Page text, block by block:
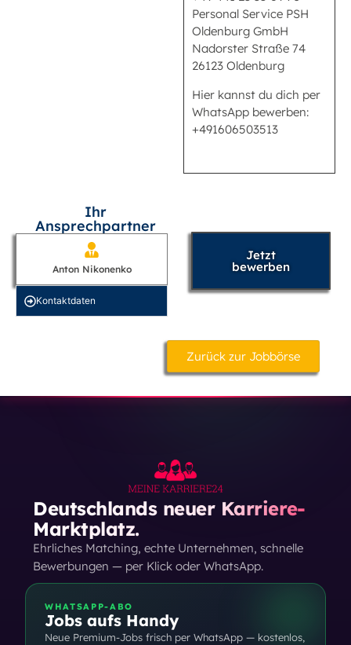
Personal Service PSH
Oldenburg GmbH
Nadorster Straße 74
26123 Oldenburg
Hier kannst du dich per
WhatsApp bewerben:
+491606503513
Ihr
Ansprechpartner
Anton Nikonenko
Kontakt­daten
Jetzt
bewerben
Zurück zur Jobbörse
Deutschlands neuer Karriere-
Marktplatz.
Ehrliches Matching, echte Unternehmen, schnelle
Bewerbungen — per Klick oder WhatsApp.
WHATSAPP-ABO
Jobs aufs Handy
Neue Premium-Jobs frisch per WhatsApp — kostenlos,